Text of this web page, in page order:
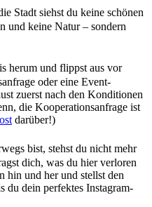
Stadt siehst du keine schönen
und keine Natur – sondern
herum und flippst aus vor
oder eine Event-
zuerst nach den Konditionen
die Kooperationsanfrage ist
darüber!)
bist, stehst du nicht mehr
dich, was du hier verloren
hin und her und stellst den
du dein perfektes Instagram-